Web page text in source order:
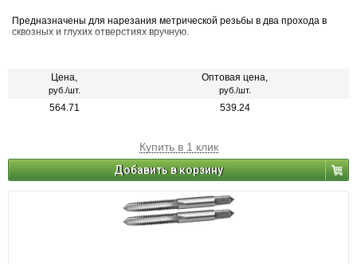
Предназначены для нарезания метрической резьбы в два прохода в
сквозных и глухих отверстиях вручную.
Цена,
руб./шт.
Оптовая цена,
руб./шт.
564.71 539.24
Купить в 1 клик
Добавить в корзину